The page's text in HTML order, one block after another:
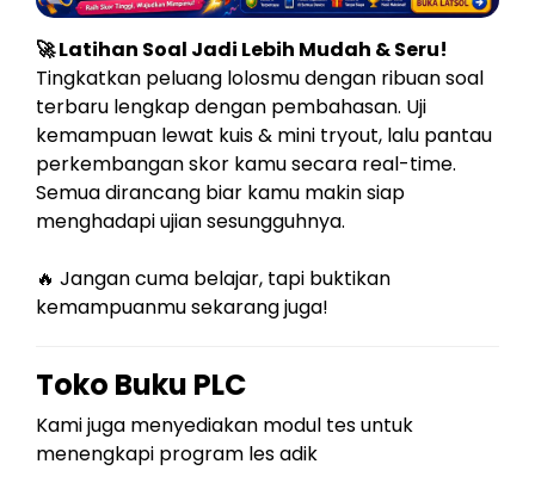
🚀 Latihan Soal Jadi Lebih Mudah & Seru!
Tingkatkan peluang lolosmu dengan ribuan soal
terbaru lengkap dengan pembahasan. Uji
kemampuan lewat kuis & mini tryout, lalu pantau
perkembangan skor kamu secara real-time.
Semua dirancang biar kamu makin siap
menghadapi ujian sesungguhnya.
🔥 Jangan cuma belajar, tapi buktikan
kemampuanmu sekarang juga!
Toko Buku PLC
Kami juga menyediakan modul tes untuk
menengkapi program les adik